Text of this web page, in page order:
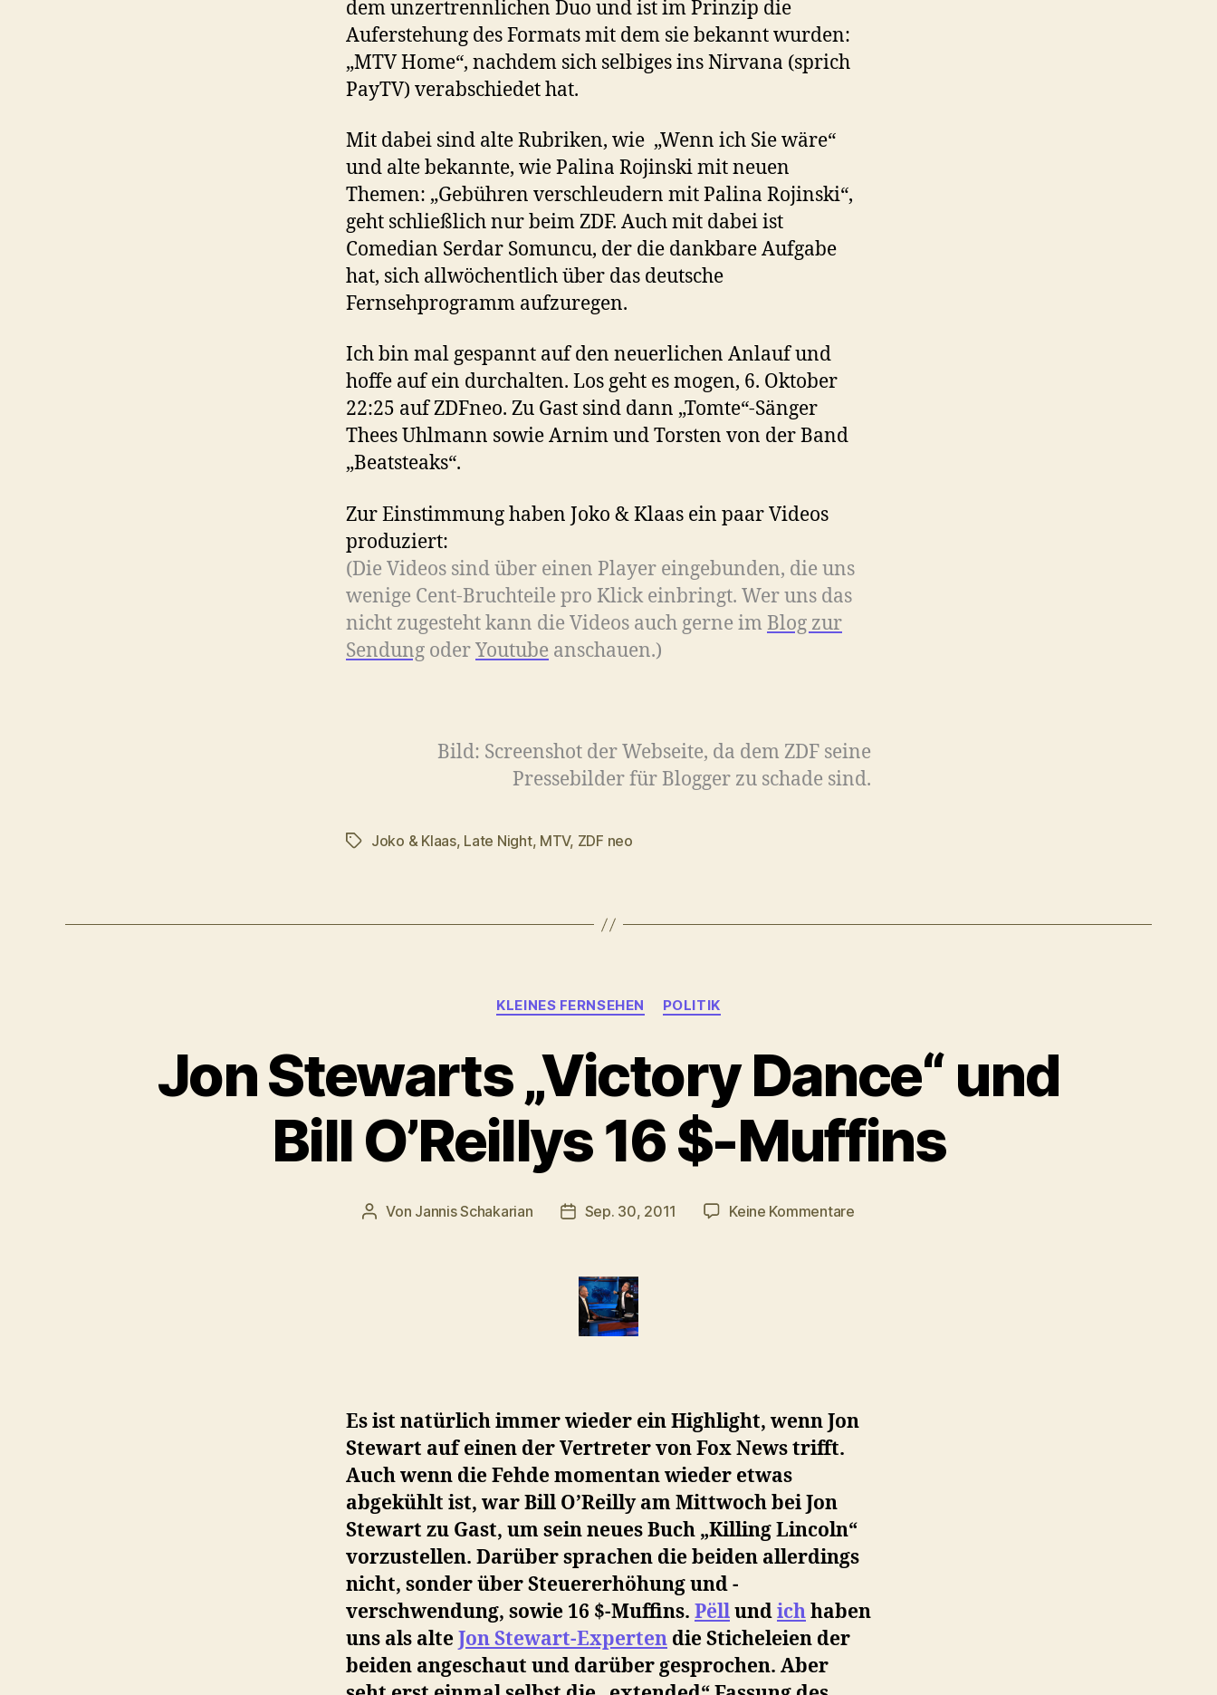
dem unzertrennlichen Duo und ist im Prinzip die
Auferstehung des Formats mit dem sie bekannt wurden:
„MTV Home“, nachdem sich selbiges ins Nirvana (sprich
PayTV) verabschiedet hat.
Mit dabei sind alte Rubriken, wie „Wenn ich Sie wäre“
und alte bekannte, wie Palina Rojinski mit neuen
Themen: „Gebühren verschleudern mit Palina Rojinski“,
geht schließlich nur beim ZDF. Auch mit dabei ist
Comedian Serdar Somuncu, der die dankbare Aufgabe
hat, sich allwöchentlich über das deutsche
Fernsehprogramm aufzuregen.
Ich bin mal gespannt auf den neuerlichen Anlauf und
hoffe auf ein durchalten. Los geht es mogen, 6. Oktober
22:25 auf ZDFneo. Zu Gast sind dann „Tomte“-Sänger
Thees Uhlmann sowie Arnim und Torsten von der Band
„Beatsteaks“.
Zur Einstimmung haben Joko & Klaas ein paar Videos
produziert:
(Die Videos sind über einen Player eingebunden, die uns
wenige Cent-Bruchteile pro Klick einbringt. Wer uns das
nicht zugesteht kann die Videos auch gerne im Blog zur
Sendung oderYoutube anschauen.)
Bild: Screenshot der Webseite, da dem ZDF seine
Pressebilder für Blogger zu schade sind.
Schlagwörter
Joko & Klaas, Late Night, MTV, ZDF neo
Kategorien
KLEINES FERNSEHEN POLITIK
Jon Stewarts „Victory Dance“ und
Bill O’Reillys 16 $-Muffins
Beitragsautor
Von Jannis Schakarian Veröffentlichungsdatum
Sep. 30, 2011 Keine Kommentarezu
Muffins
Es ist natürlich immer wieder ein Highlight, wenn Jon
Stewart auf einen der Vertreter von Fox News trifft.
Auch wenn die Fehde momentan wieder etwas
abgekühlt ist, war Bill O’Reilly am Mittwoch bei Jon
Stewart zu Gast, um sein neues Buch „Killing Lincoln“
vorzustellen. Darüber sprachen die beiden allerdings
nicht, sonder über Steuererhöhung und -
verschwendung, sowie 16 $-Muffins. Pëllundichhaben
uns als alteJon Stewart-Experten die Sticheleien der
beiden angeschaut und darüber gesprochen. Aber